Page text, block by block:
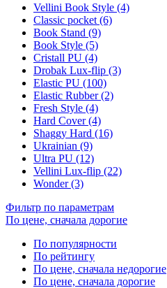
Vellini Book Style (4)
Classic pocket (6)
Book Stand (9)
Book Style (5)
Cristall PU (4)
Drobak Lux-flip (3)
Elastic PU (100)
Elastic Rubber (2)
Fresh Style (4)
Hard Cover (4)
Shaggy Hard (16)
Ukrainian (9)
Ultra PU (12)
Vellini Lux-flip (22)
Wonder (3)
Фильтр по параметрам
По цене, сначала дорогие
По популярности
По рейтингу
По цене, сначала недорогие
По цене, сначала дорогие